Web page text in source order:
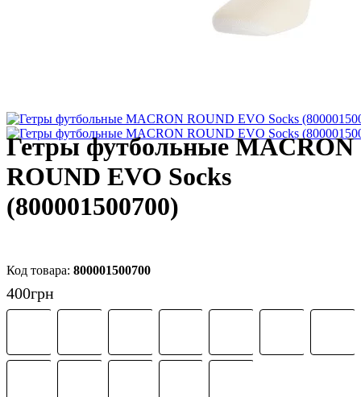
Гетры футбольные MACRON
ROUND EVO Socks
(800001500700)
800001500700
400грн